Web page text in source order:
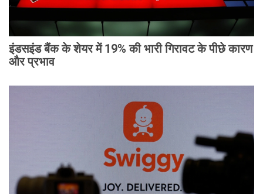
इंडसइंड बैंक के शेयर में 19% की भारी गिरावट के पीछे कारण
और प्रभाव